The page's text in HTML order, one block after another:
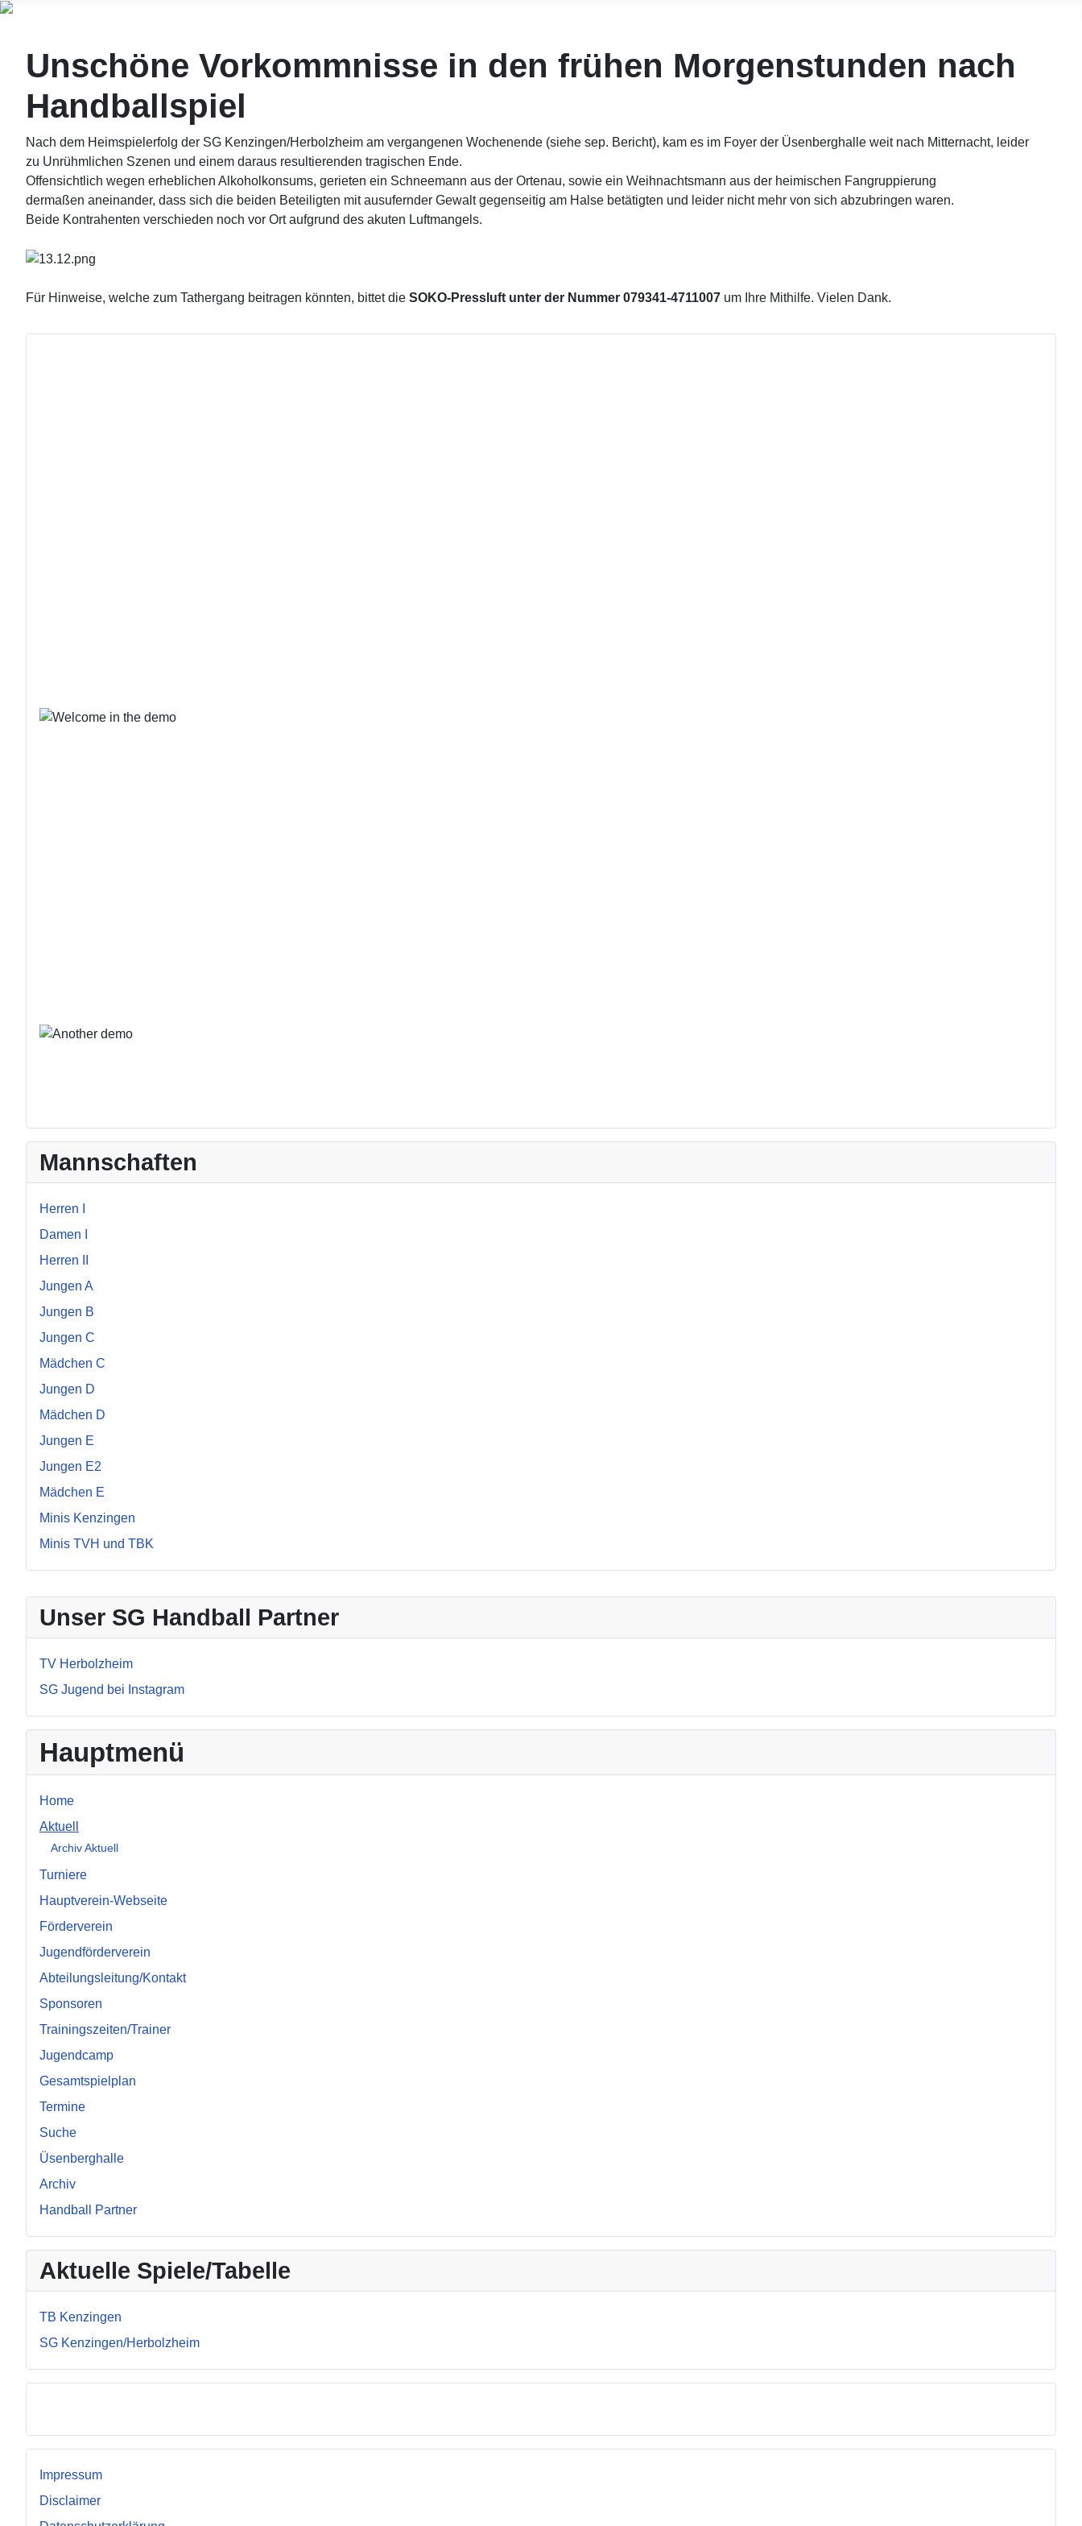
Unser SG Handball Partner
TV Herbolzheim
SG Jugend bei Instagram
Hauptmenü
Home
Aktuell
Archiv Aktuell
Turniere
Hauptverein-Webseite
Förderverein
Jugendförderverein
Abteilungsleitung/Kontakt
Sponsoren
Trainingszeiten/Trainer
Jugendcamp
Gesamtspielplan
Termine
Suche
Üsenberghalle
Archiv
Handball Partner
Aktuelle Spiele/Tabelle
TB Kenzingen
SG Kenzingen/Herbolzheim
Impressum
Disclaimer
Unschöne Vorkommnisse in den frühen Morgenstunden nach
Handballspiel
Nach dem Heimspielerfolg der SG Kenzingen/Herbolzheim am vergangenen Wochenende (siehe sep. Bericht), kam es im Foyer der Üsenberghalle weit nach Mitternacht, leider
zu Unrühmlichen Szenen und einem daraus resultierenden tragischen Ende.
Offensichtlich wegen erheblichen Alkoholkonsums, gerieten ein Schneemann aus der Ortenau, sowie ein Weihnachtsmann aus der heimischen Fangruppierung
dermaßen aneinander, dass sich die beiden Beteiligten mit ausufernder Gewalt gegenseitig am Halse betätigten und leider nicht mehr von sich abzubringen waren.
Beide Kontrahenten verschieden noch vor Ort aufgrund des akuten Luftmangels.
Für Hinweise, welche zum Tathergang beitragen könnten, bittet die SOKO-Pressluft unter der Nummer 079341-4711007 um Ihre Mithilfe. Vielen Dank.
Mannschaften
Herren I
Damen I
Herren II
Jungen A
Jungen B
Jungen C
Mädchen C
Jungen D
Mädchen D
Jungen E
Jungen E2
Mädchen E
Minis Kenzingen
Minis TVH und TBK